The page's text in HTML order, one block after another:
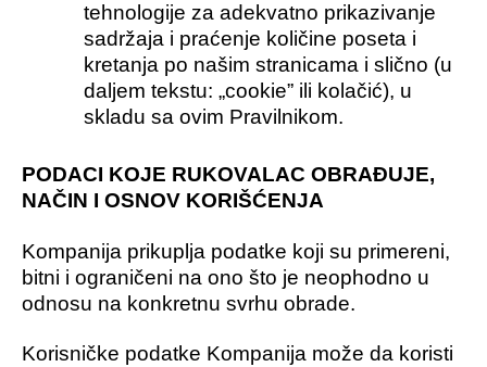
tehnologije za adekvatno prikazivanje
sadržaja i praćenje količine poseta i
kretanja po našim stranicama i slično (u
daljem tekstu: „cookie” ili kolačić), u
skladu sa ovim Pravilnikom.
PODACI KOJE RUKOVALAC OBRAĐUJE,
NAČIN I OSNOV KORIŠĆENJA
Kompanija prikuplja podatke koji su primereni,
bitni i ograničeni na ono što je neophodno u
odnosu na konkretnu svrhu obrade.
Korisničke podatke Kompanija može da koristi